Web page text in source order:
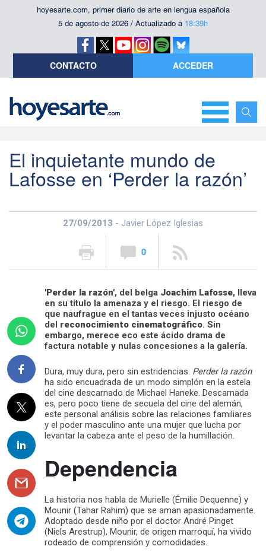
hoyesarte.com, primer diario de arte en lengua española
5 de agosto de 2026 / Actualizado a 18:39h
CONTACTO ACCEDER
El inquietante mundo de
Lafosse en ‘Perder la razón’
27/09/2013 - Javier López Iglesias
0
'Perder la razón', del belga Joachim Lafosse, lleva
en su título la amenaza y el riesgo. El riesgo de
que naufrague en el tantas veces injusto océano
del reconocimiento cinematográfico. Sin
embargo, merece eco este ácido drama de
factura notable y nulas concesiones a la galería.
Dura, muy dura, pero sin estridencias. Perder la razón
ha sido encuadrada de un modo simplón en la estela
del cine descarnado de Michael Haneke. Descarnada
es, pero poco tiene de secuela del cine del alemán,
este personal análisis sobre las relaciones familiares
y el poder masculino ante una mujer que lucha por
levantar la cabeza ante el peso de la humillación.
Dependencia
La historia nos habla de Murielle (Émilie Dequenne) y
Mounir (Tahar Rahim) que se aman apasionadamente.
Adoptado desde niño por el doctor André Pinget
(Niels Arestrup), Mounir, de origen marroquí, ha vivido
rodeado de comprensión y comodidades.